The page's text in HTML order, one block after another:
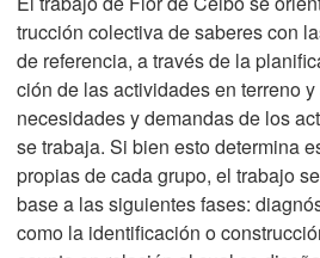
trucción colectiva de saberes con
de referencia, a través de la
ción de las actividades en terreno
necesidades y demandas de los
se trabaja. Si bien esto determina
propias de cada grupo, el trabajo
base a las siguientes fases:
como la identificación o